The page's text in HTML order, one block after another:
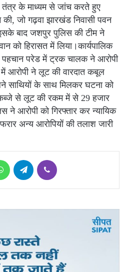
के माध्यम से जांच करते हुए
जो गढ़वा झारखंड निवासी पवन
बाद जशपुर पुलिस की टीम ने
को हिरासत में लिया।कार्यपालिक
पहचान परेड में ट्रक चालक ने आरोपी
आरोपी ने लूट की वारदात कबूल
साथियों के साथ मिलकर घटना को
से लूट की रकम में से 29 हजार
ने आरोपी को गिरफ्तार कर न्यायिक
अन्य आरोपियों की तलाश जारी
WhatsApp Telegram